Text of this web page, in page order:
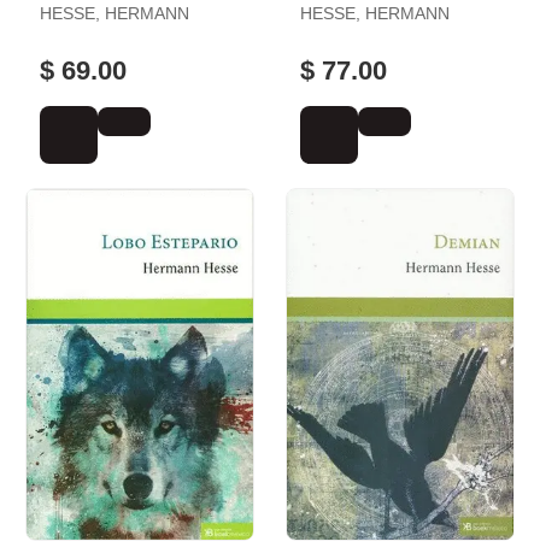
HESSE, HERMANN
$ 69.00
HESSE, HERMANN
$ 77.00